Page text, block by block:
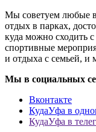
Мы советуем любые
отдых в парках,
куда можно сходить
спортивные
и отдыха с семьей, и
Мы в социальных
Вконтакте
КудаУфа в
КудаУфа в